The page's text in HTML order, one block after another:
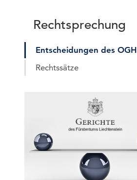
Rechtsprechung
Entscheidungen des OGH
Rechtssätze